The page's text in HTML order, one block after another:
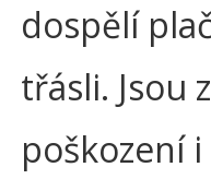
dospělí
třásli. Jsou
poškození